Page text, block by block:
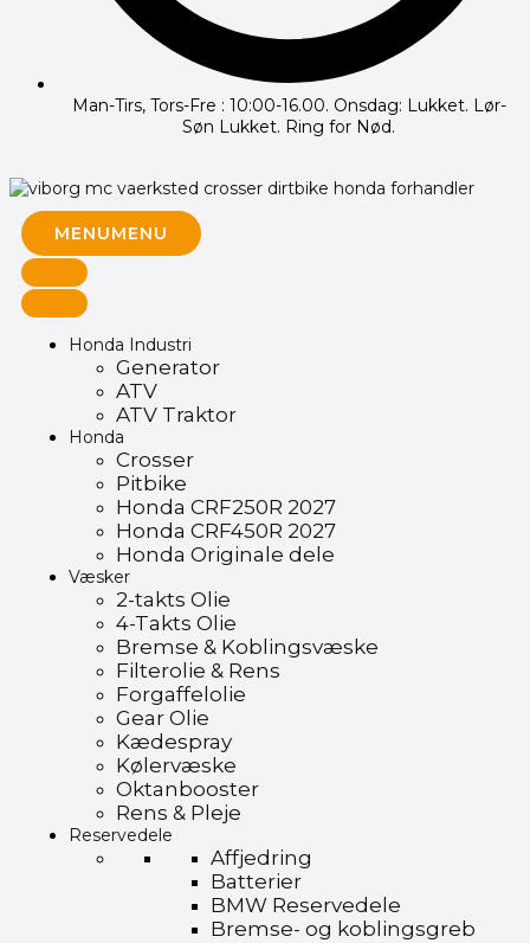
Man-Tirs, Tors-Fre : 10:00-16.00. Onsdag: Lukket. Lør-
Søn Lukket. Ring for Nød.
MENUMENU
Honda Industri
Generator
ATV
ATV Traktor
Honda
Crosser
Pitbike
Honda CRF250R 2027
Honda CRF450R 2027
Honda Originale dele
Væsker
2-takts Olie
4-Takts Olie
Bremse & Koblingsvæske
Filterolie & Rens
Forgaffelolie
Gear Olie
Kædespray
Kølervæske
Oktanbooster
Rens & Pleje
Reservedele
Affjedring
Batterier
BMW Reservedele
Bremse- og koblingsgreb